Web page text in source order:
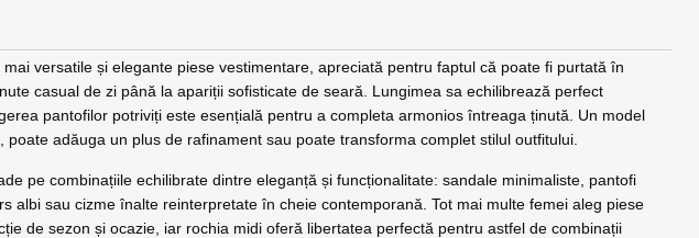
versatile și elegante piese vestimentare, apreciată pentru faptul că poate fi purtată în
casual de zi până la apariții sofisticate de seară. Lungimea sa echilibrează perfect
pantofilor potriviți este esențială pentru a completa armonios întreaga ținută. Un model
poate adăuga un plus de rafinament sau poate transforma complet stilul outfitului.
pe combinațiile echilibrate dintre eleganță și funcționalitate: sandale minimaliste, pantofi
albi sau cizme înalte reinterpretate în cheie contemporană. Tot mai multe femei aleg piese
de sezon și ocazie, iar rochia midi oferă libertatea perfectă pentru astfel de combinații